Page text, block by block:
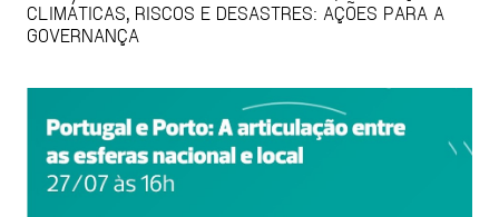
CLIMÁTICAS, RISCOS E DESASTRES: AÇÕES PARA A
GOVERNANÇA